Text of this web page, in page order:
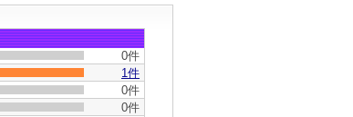
0件
1件
0件
0件